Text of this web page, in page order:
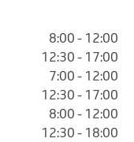
8:00 - 12:00
12:30 - 17:00
7:00 - 12:00
12:30 - 17:00
8:00 - 12:00
12:30 - 18:00